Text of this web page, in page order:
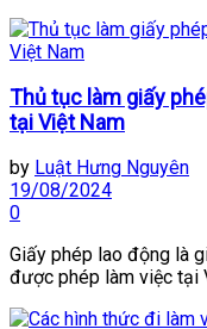
Thủ tục làm giấy
tại Việt Nam
by Luật Hưng Nguyên
19/08/2024
0
Giấy phép lao động là
được phép làm việc tại